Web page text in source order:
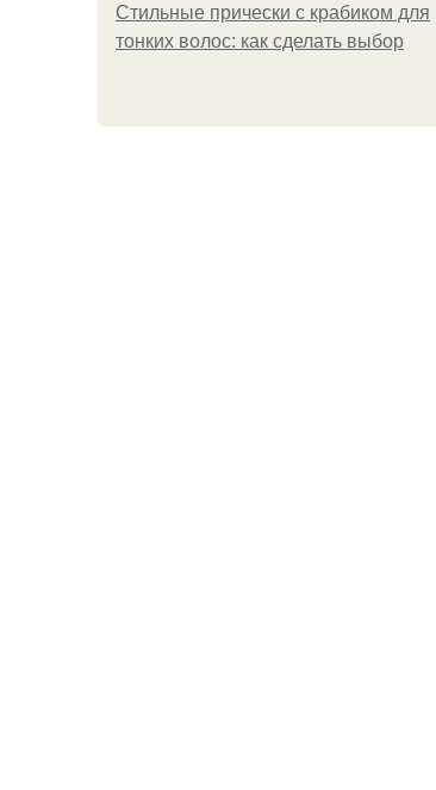
Стильные прически с крабиком для
тонких волос: как сделать выбор